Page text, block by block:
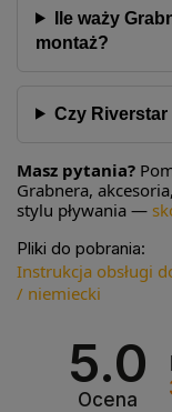
Ile waży
montaż?
Czy
Masz pytania?
Grabnera,
stylu pływania —
Pliki do pobrania:
Instrukcja obsługi
/ niemiecki
5.0
Ocena